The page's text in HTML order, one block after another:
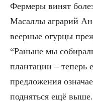
Фермеры винят
Масаллы аграрий
веерные огурцы
“Раньше мы
плантации – теперь
предложения
подняться ещё выше.